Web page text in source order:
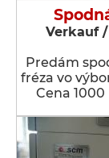
Verkauf
Predám
fréza vo
Cena